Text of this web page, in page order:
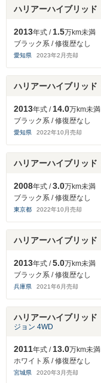
ハリアーハイブリッド
2013年式 /1.5万km未満
ブラック系 / 修復歴なし
愛知県 2023年2 月売却
ハリアーハイブリッド
2013年式 /14.0万km未満
ブラック系 / 修復歴なし
愛知県 2022年10 月売却
ハリアーハイブリッド
2008年式 /3.0万km未満
ブラック系 / 修復歴なし
東京都 2022年10 月売却
ハリアーハイブリッド
2013年式 /5.0万km未満
ブラック系 / 修復歴なし
兵庫県 2021年6 月売却
ハリアーハイブリッド
ジョン 4WD
2011年式 /13.0万km未満
ホワイト系 / 修復歴なし
宮城県 2020年3 月売却